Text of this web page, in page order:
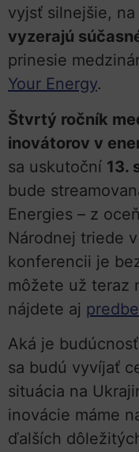
vyjsť silnejšie,
vyzerajú
prinesie
Your Energy.
Štvrtý ročník
inovátorov v
sa uskutoční 13.
bude
Energies – z
Národnej triede
konferencii je
môžete už teraz
nájdete aj
Aká je
sa budú vyvíjať
situácia na
inovácie máme
ďalších